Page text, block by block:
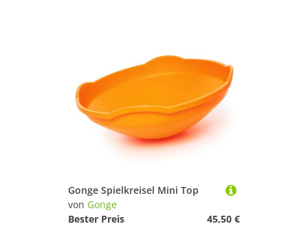
Gonge Spielkreisel Mini Top
von Gonge
Bester Preis
45,50 €